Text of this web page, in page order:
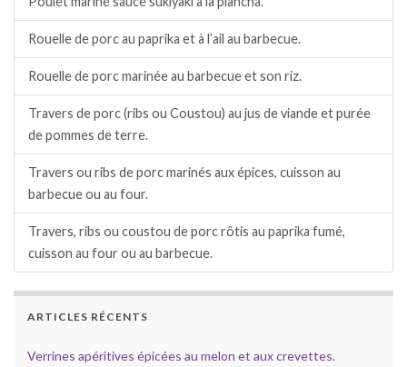
Rouelle de porc au paprika et à l’ail au barbecue.
Rouelle de porc marinée au barbecue et son riz.
Travers de porc (ribs ou Coustou) au jus de viande et purée
de pommes de terre.
Travers ou ribs de porc marinés aux épices, cuisson au
barbecue ou au four.
Travers, ribs ou coustou de porc rôtis au paprika fumé,
cuisson au four ou au barbecue.
ARTICLES RÉCENTS
Verrines apéritives épicées au melon et aux crevettes.